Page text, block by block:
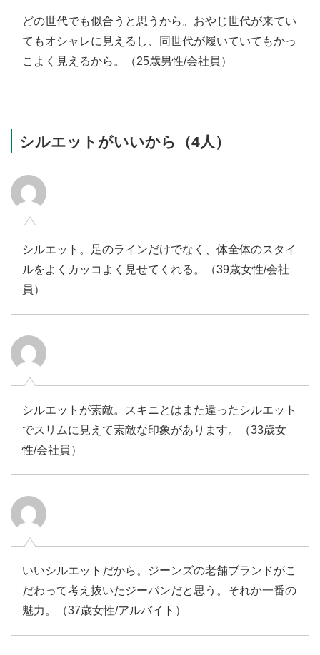
どの世代でも似合うと思うから。おやじ世代が来てい
てもオシャレに見えるし、同世代が履いていてもかっ
こよく見えるから。（25歳男性/会社員）
シルエットがいいから（4人）
シルエット。足のラインだけでなく、体全体のスタイ
ルをよくカッコよく見せてくれる。（39歳女性/会社
員）
シルエットが素敵。スキニとはまた違ったシルエット
でスリムに見えて素敵な印象があります。（33歳女
性/会社員）
いいシルエットだから。ジーンズの老舗ブランドがこ
だわって考え抜いたジーパンだと思う。それか一番の
魅力。（37歳女性/アルバイト）